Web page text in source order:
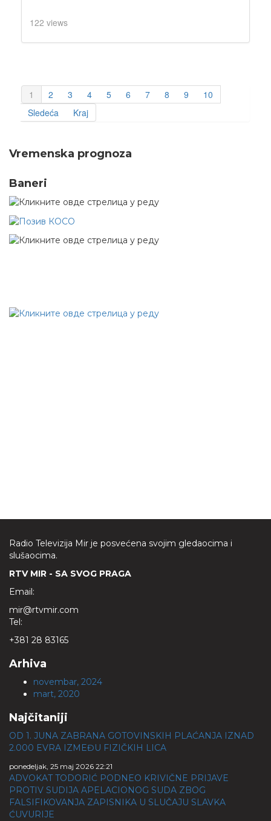
122 views
1 2 3 4 5 6 7 8 9
10
Sledeća
Kraj
Vremenska prognoza
Baneri
Radio Televizija Mir je posvećena svojim gledaocima i
slušaocima.
RTV MIR - SA SVOG PRAGA
Email:
mir@rtvmir.com
Tel:
+381 28 83165
Arhiva
novembar, 2024
mart, 2020
Najčitaniji
OD 1. JUNA ZABRANA GOTOVINSKIH PLAĆANJA IZNAD
2.000 EVRA IZMEĐU FIZIČKIH LICA
ponedeljak, 25 maj 2026 22:21
ADVOKAT TODORIĆ PODNEO KRIVIČNE PRIJAVE
PROTIV SUDIJA APELACIONOG SUDA ZBOG
FALSIFIKOVANJA ZAPISNIKA U SLUČAJU SLAVKA
ĆUVURIJE